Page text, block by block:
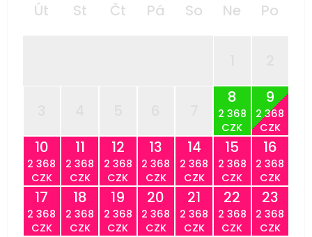
Út St Čt Pá So Ne Po
8
2 368
CZK
9
2 368
CZK
10
2 368
CZK
11
2 368
CZK
12
2 368
CZK
13
2 368
CZK
14
2 368
CZK
15
2 368
CZK
16
2 368
CZK
17
2 368
CZK
18
2 368
CZK
19
2 368
CZK
20
2 368
CZK
21
2 368
CZK
22
2 368
CZK
23
2 368
CZK